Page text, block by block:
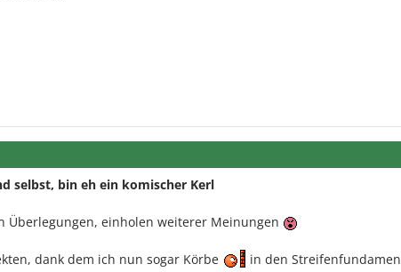
selbst, bin eh ein komischer Kerl
Überlegungen, einholen weiterer Meinungen
dank dem ich nun sogar Körbe
in den